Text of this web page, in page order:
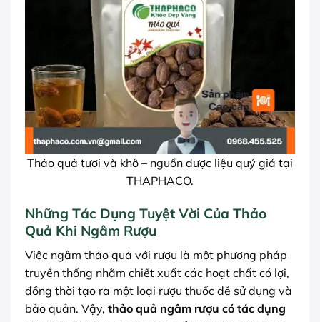
Thảo quả tươi và khô – nguồn dược liệu quý giá tại
THAPHACO.
Những Tác Dụng Tuyệt Vời Của Thảo
Quả Khi Ngâm Rượu
Việc ngâm thảo quả với rượu là một phương pháp
truyền thống nhằm chiết xuất các hoạt chất có lợi,
đồng thời tạo ra một loại rượu thuốc dễ sử dụng và
bảo quản. Vậy, thảo quả ngâm rượu có tác dụng